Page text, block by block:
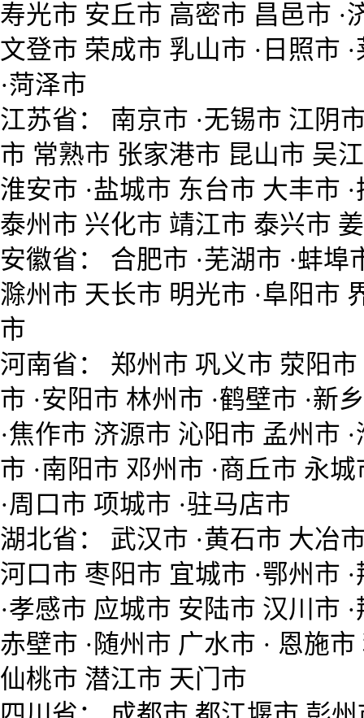
寿光市 安丘市 高密市 昌邑市 ·
文登市 荣成市 乳山市 ·日照市
·菏泽市
江苏省： 南京市 ·无锡市 江阴
市 常熟市 张家港市 昆山市 吴
淮安市 ·盐城市 东台市 大丰市
泰州市 兴化市 靖江市 泰兴市
安徽省： 合肥市 ·芜湖市 ·蚌埠
滁州市 天长市 明光市 ·阜阳市
市
河南省： 郑州市 巩义市 荥阳
市 ·安阳市 林州市 ·鹤壁市 ·新
·焦作市 济源市 沁阳市 孟州市
市 ·南阳市 邓州市 ·商丘市 永城
·周口市 项城市 ·驻马店市
湖北省： 武汉市 ·黄石市 大冶
河口市 枣阳市 宜城市 ·鄂州市
·孝感市 应城市 安陆市 汉川市
赤壁市 ·随州市 广水市 · 恩施
仙桃市 潜江市 天门市